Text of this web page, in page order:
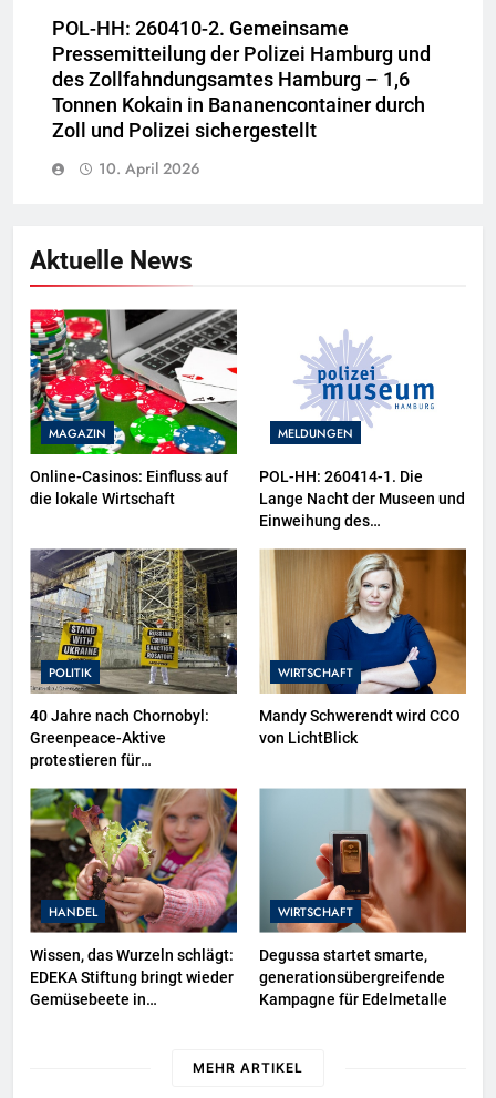
POL-HH: 260410-2. Gemeinsame
Pressemitteilung der Polizei Hamburg und
des Zollfahndungsamtes Hamburg – 1,6
Tonnen Kokain in Bananencontainer durch
Zoll und Polizei sichergestellt
10. April 2026
Aktuelle News
MAGAZIN
Online-Casinos: Einfluss auf
die lokale Wirtschaft
MELDUNGEN
POL-HH: 260414-1. Die
Lange Nacht der Museen und
Einweihung des
sowie neuer
Ausstellungsbereiche im
Polizeimuseum Hamburg
POLITIK
40 Jahre nach Chornobyl:
Greenpeace-Aktive
protestieren für
Wiederaufbau der zerstörten
Schutzhülle / Greenpeace-
Report dokumentiert Folgen
des russischen
Drohnenangriffs
WIRTSCHAFT
Mandy Schwerendt wird CCO
von LichtBlick
HANDEL
Wissen, das Wurzeln schlägt:
EDEKA Stiftung bringt wieder
Gemüsebeete in
WIRTSCHAFT
Degussa startet smarte,
generationsübergreifende
Kampagne für Edelmetalle
MEHR ARTIKEL